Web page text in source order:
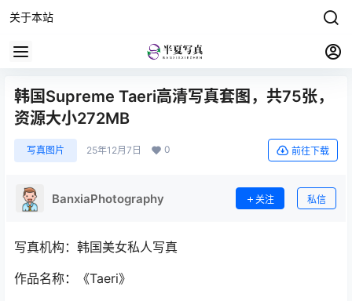
关于本站
韩国Supreme Taeri高清写真套图，共75张，
资源大小272MB
写真图片 25年12月7日 0 前往下载
BanxiaPhotography 关注 私信
写真机构：韩国美女私人写真
作品名称：《Taeri》